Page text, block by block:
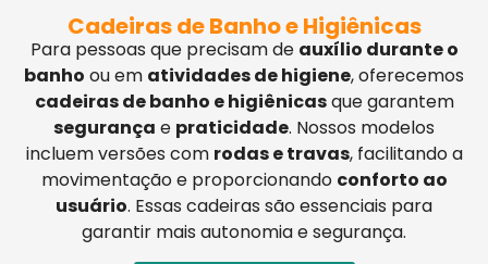
Cadeiras de Banho e Higiênicas
Para pessoas que precisam de auxílio durante o
banho ou em atividades de higiene, oferecemos
cadeiras de banho e higiênicasque garantem
segurança e praticidade. Nossos modelos
incluem versões com rodas e travas, facilitando a
movimentação e proporcionando conforto ao
usuário. Essas cadeiras são essenciais para
garantir mais autonomia e segurança.